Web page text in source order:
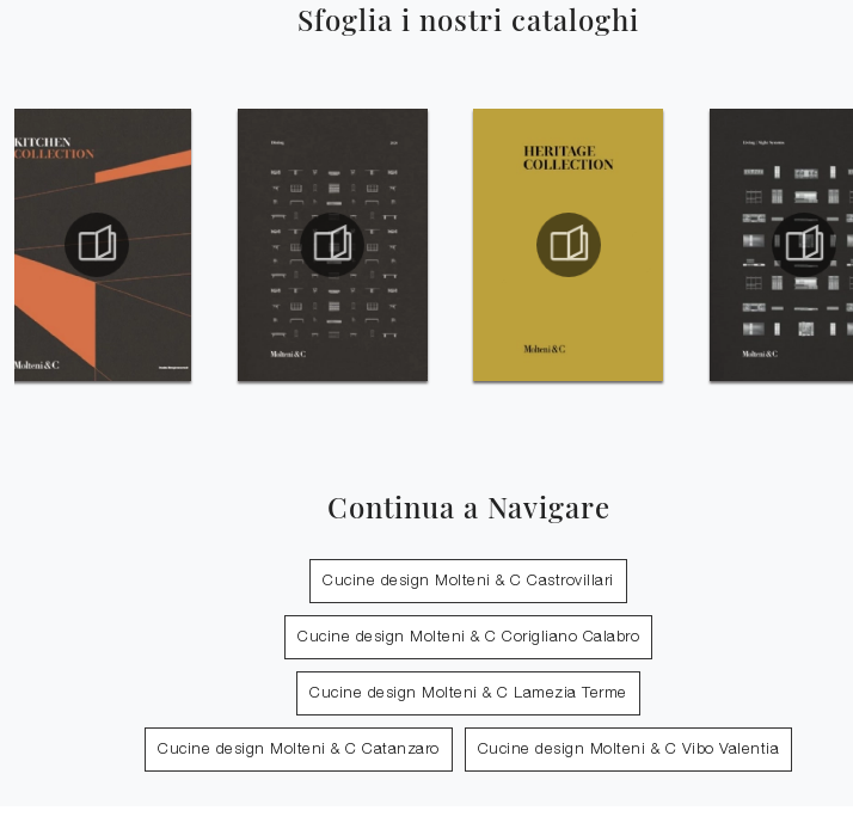
Sfoglia i nostri cataloghi
Continua a Navigare
Cucine design Molteni & C Castrovillari
Cucine design Molteni & C Corigliano Calabro
Cucine design Molteni & C Lamezia Terme
Cucine design Molteni & C Catanzaro Cucine design Molteni & C Vibo Valentia